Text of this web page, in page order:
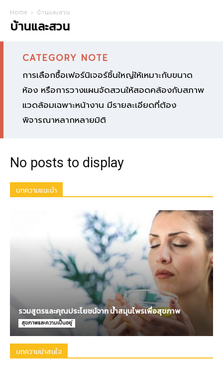
Home บ้านและสวน
บ้านและสวน
CATEGORY NOTE
การเลือกซื้อเฟอร์นิเจอร์ชิ้นใหญ่ให้เหมาะกับขนาด
ห้อง หรือการวางแผนจัดสวนให้สอดคล้องกับสภาพ
แวดล้อมเฉพาะหน้างาน มีรายละเอียดที่ต้อง
พิจารณาหลากหลายมิติ
No posts to display
บทความแนะนำ
รวมสูตรและคุณประโยชน์จาก น้ำสมุนไพรเพื่อสุขภาพ
สุขภาพและความเป็นอยู่
บทความน่าสนใจ